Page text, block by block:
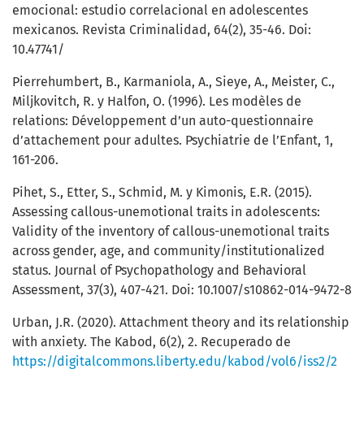
emocional: estudio correlacional en adolescentes
mexicanos. Revista Criminalidad, 64(2), 35-46. Doi:
10.47741/
Pierrehumbert, B., Karmaniola, A., Sieye, A., Meister, C.,
Miljkovitch, R. y Halfon, O. (1996). Les modèles de
relations: Développement d’un auto-questionnaire
d’attachement pour adultes. Psychiatrie de l’Enfant, 1,
161-206.
Pihet, S., Etter, S., Schmid, M. y Kimonis, E.R. (2015).
Assessing callous-unemotional traits in adolescents:
Validity of the inventory of callous-unemotional traits
across gender, age, and community/institutionalized
status. Journal of Psychopathology and Behavioral
Assessment, 37(3), 407-421. Doi: 10.1007/s10862-014-9472-8
Urban, J.R. (2020). Attachment theory and its relationship
with anxiety. The Kabod, 6(2), 2. Recuperado de
https://digitalcommons.liberty.edu/kabod/vol6/iss2/2